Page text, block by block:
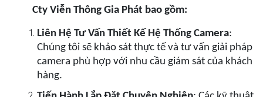
Cty Viễn Thông Gia Phát bao gồm:
Liên Hệ Tư Vấn Thiết Kế Hệ Thống Camera:
Chúng tôi sẽ khảo sát thực tế và tư vấn giải pháp
camera phù hợp với nhu cầu giám sát của khách
hàng.